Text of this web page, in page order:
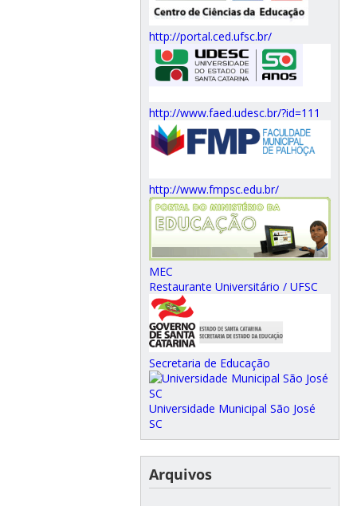
http://portal.ced.ufsc.br/
http://www.faed.udesc.br/?id=111
http://www.fmpsc.edu.br/
MEC
Restaurante Universitário / UFSC
Secretaria de Educação
Universidade Municipal São José
SC
Arquivos